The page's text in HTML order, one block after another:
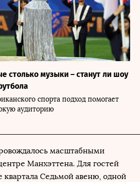
столько музыки – станут ли шоу
спорта подход помогает
аудиторию
масштабными
Манхэттена. Для гостей
Седьмой авеню, одной